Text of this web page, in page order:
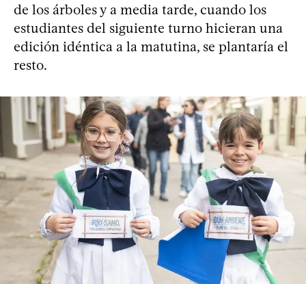
de los árboles y a media tarde, cuando los
estudiantes del siguiente turno hicieran una
edición idéntica a la matutina, se plantaría el
resto.